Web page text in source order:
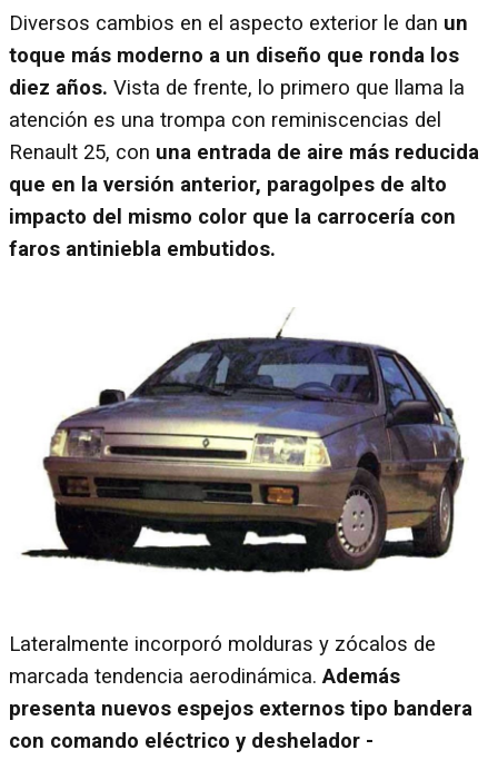
Diversos cambios en el aspecto exterior le dan un
toque más moderno a un diseño que ronda los
diez años. Vista de frente, lo primero que llama la
atención es una trompa con reminiscencias del
Renault 25, con una entrada de aire más reducida
que en la versión anterior, paragolpes de alto
impacto del mismo color que la carrocería con
faros antiniebla embutidos.
Lateralmente incorporó molduras y zócalos de
marcada tendencia aerodinámica.Además
presenta nuevos espejos externos tipo bandera
con comando eléctrico y deshelador -